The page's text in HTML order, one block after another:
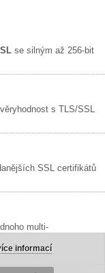
se silným až 256-bit
s TLS/SSL
SSL certifikátů
multi-
informací